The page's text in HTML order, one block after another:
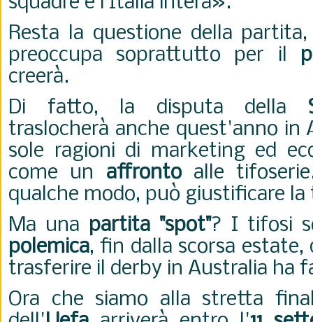
Resta la questione della partita,
preoccupa soprattutto per il
creerà.
Di fatto, la disputa della
traslocherà anche quest'anno in
sole ragioni di marketing ed
come un affrontoalle
qualche modo, può giustificare
Ma una partita "spot"? I tifosi
polemica, fin dalla scorsa
trasferire il derby in Australia ha
Ora che siamo alla stretta